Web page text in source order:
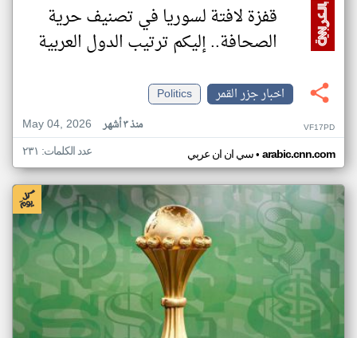
قفزة لافتة لسوريا في تصنيف حرية
الصحافة.. إليكم ترتيب الدول العربية
اخبار جزر القمر
Politics
May 04, 2026
منذ ٣ أشهر VF17PD
سي ان ان عربي• arabic.cnn.com عدد الكلمات: ٢٣١